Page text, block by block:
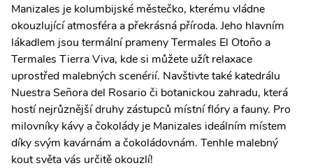
Manizales je kolumbijské městečko, kterému vládne
okouzlující atmosféra a překrásná příroda. Jeho hlavním
lákadlem jsou termální prameny Termales El Otoño a
Termales Tierra Viva, kde si můžete užít relaxace
uprostřed malebných scenérií. Navštivte také katedrálu
Nuestra Señora del Rosario či botanickou zahradu, která
hostí nejrůznější druhy zástupců místní flóry a fauny. Pro
milovníky kávy a čokolády je Manizales ideálním místem
díky svým kavárnám a čokoládovnám. Tenhle malebný
kout světa vás určitě okouzlí!